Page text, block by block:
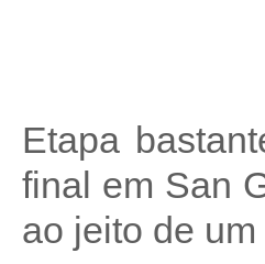
Etapa
final em San
ao jeito de